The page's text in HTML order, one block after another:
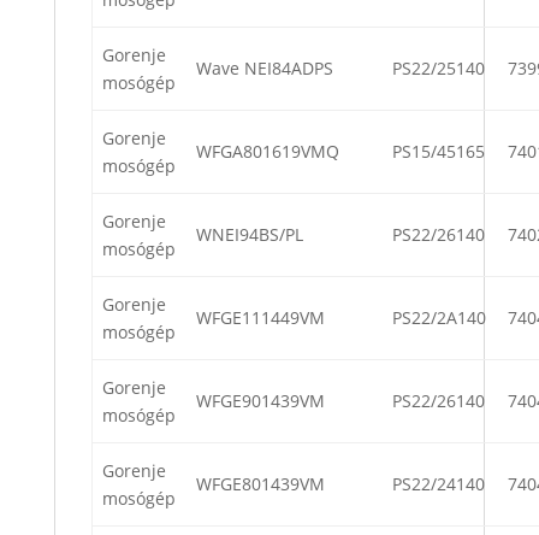
Gorenje
mosógép
Wave NEI84ADPS PS22/25140
Gorenje
mosógép
WFGA801619VMQ PS15/45165
Gorenje
mosógép
WNEI94BS/PL PS22/26140
Gorenje
mosógép
WFGE111449VM PS22/2A140
Gorenje
mosógép
WFGE901439VM PS22/26140
Gorenje
mosógép
WFGE801439VM PS22/24140